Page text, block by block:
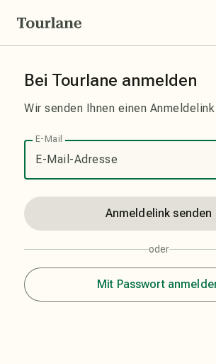
Bei Tourlane anmelden
Wir senden Ihnen einen
E-Mail
Anmeldelink senden
oder
Mit Passwort